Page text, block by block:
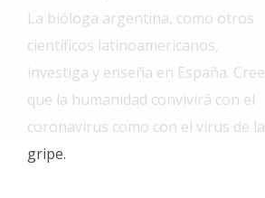
Fotos
Familia
Clasificados
Fúnebres
La bióloga argentina, como otros
científicos latinoamericanos,
investiga y enseña en España. Cree
que la humanidad convivirá con el
coronavirus como con el virus de la
gripe.